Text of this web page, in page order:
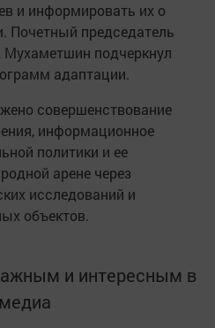
и информировать их о
Почетный председатель
Мухаметшин подчеркнул
адаптации.
совершенствование
информационное
политики и ее
арене через
исследований и
объектов.
и интересным в